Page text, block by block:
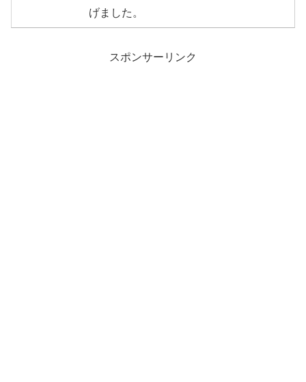
げました。
スポンサーリンク